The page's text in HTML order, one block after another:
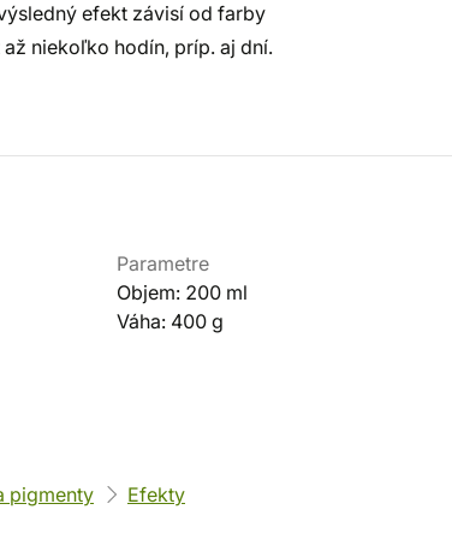
efekt závisí od farby
niekoľko hodín, príp. aj dní.
Parametre
Objem: 200 ml
Váha: 400 g
pigmenty
Efekty